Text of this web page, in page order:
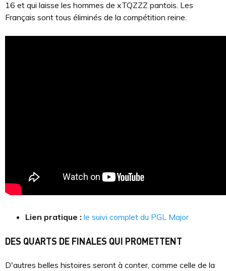
16 et qui laisse les hommes de xTQZZZ pantois. Les
Français sont tous éliminés de la compétition reine.
Lien pratique : le suivi complet du PGL Major
DES QUARTS DE FINALES QUI PROMETTENT
D'autres belles histoires seront à conter, comme celle de la